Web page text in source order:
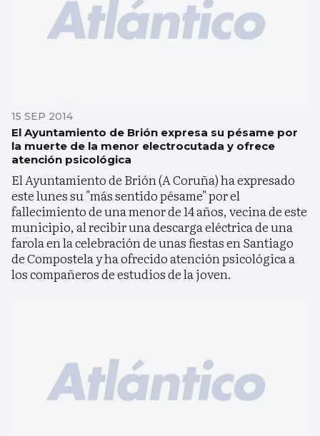
15 SEP 2014
El Ayuntamiento de Brión expresa su pésame por
la muerte de la menor electrocutada y ofrece
atención psicológica
El Ayuntamiento de Brión (A Coruña) ha expresado
este lunes su "más sentido pésame" por el
fallecimiento de una menor de 14 años, vecina de este
municipio, al recibir una descarga eléctrica de una
farola en la celebración de unas fiestas en Santiago
de Compostela y ha ofrecido atención psicológica a
los compañeros de estudios de la joven.